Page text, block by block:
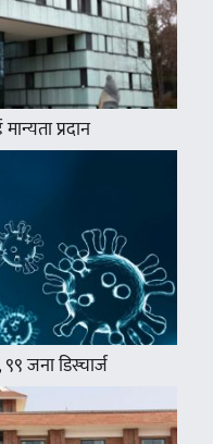
प्रदान
जना डिस्चार्ज